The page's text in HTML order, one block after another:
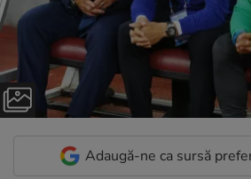
Adaugă-ne ca sursă